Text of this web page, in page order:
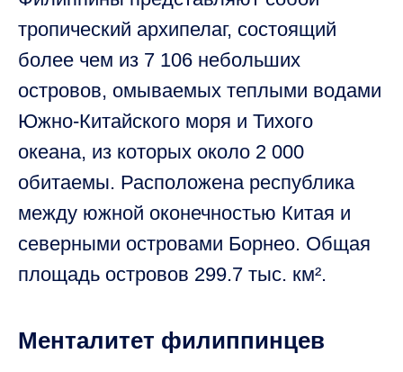
тропический архипелаг, состоящий
более чем из 7 106 небольших
островов, омываемых теплыми водами
Южно-Китайского моря и Тихого
океана, из которых около 2 000
обитаемы. Расположена республика
между южной оконечностью Китая и
северными островами Борнео. Общая
площадь островов 299.7 тыс. км².
Менталитет филиппинцев